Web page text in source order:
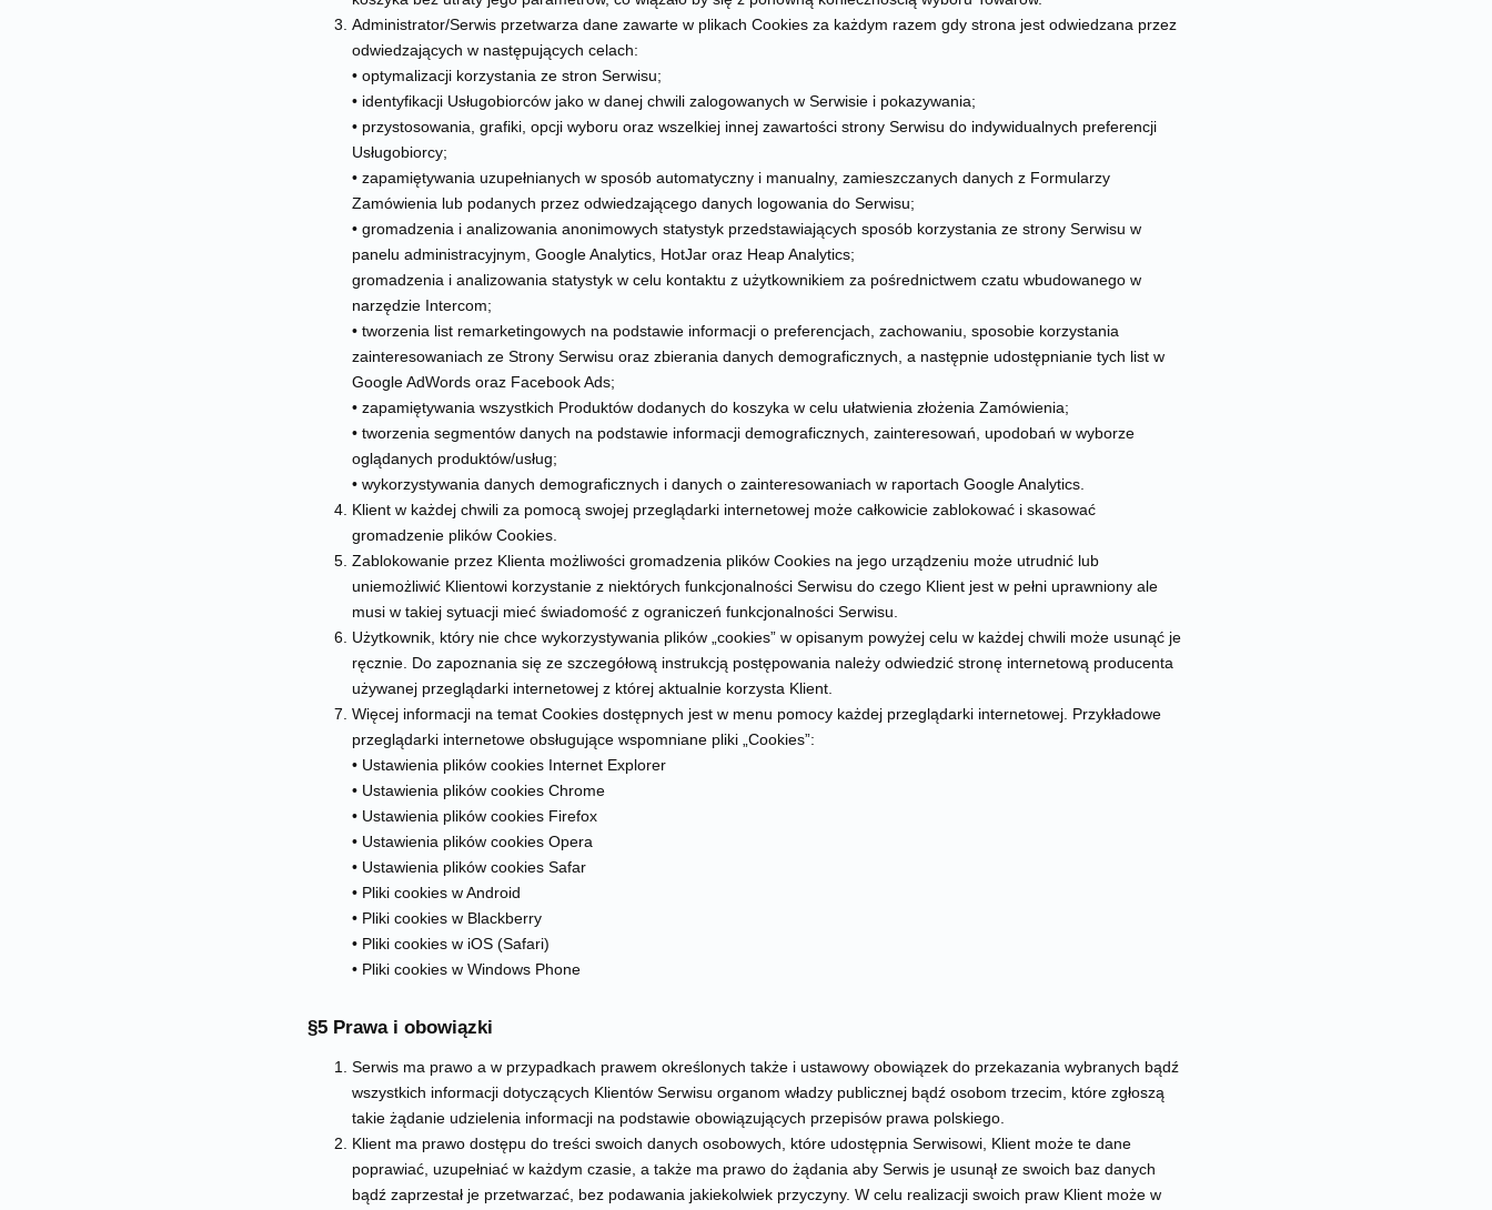
Administrator/Serwis przetwarza dane zawarte w plikach Cookies za każdym razem gdy strona jest odwiedzana przez
odwiedzających w następujących celach:
• optymalizacji korzystania ze stron Serwisu;
• identyfikacji Usługobiorców jako w danej chwili zalogowanych w Serwisie i pokazywania;
• przystosowania, grafiki, opcji wyboru oraz wszelkiej innej zawartości strony Serwisu do indywidualnych preferencji
Usługobiorcy;
• zapamiętywania uzupełnianych w sposób automatyczny i manualny, zamieszczanych danych z Formularzy
Zamówienia lub podanych przez odwiedzającego danych logowania do Serwisu;
• gromadzenia i analizowania anonimowych statystyk przedstawiających sposób korzystania ze strony Serwisu w
panelu administracyjnym, Google Analytics, HotJar oraz Heap Analytics;
gromadzenia i analizowania statystyk w celu kontaktu z użytkownikiem za pośrednictwem czatu wbudowanego w
narzędzie Intercom;
• tworzenia list remarketingowych na podstawie informacji o preferencjach, zachowaniu, sposobie korzystania
zainteresowaniach ze Strony Serwisu oraz zbierania danych demograficznych, a następnie udostępnianie tych list w
Google AdWords oraz Facebook Ads;
• zapamiętywania wszystkich Produktów dodanych do koszyka w celu ułatwienia złożenia Zamówienia;
• tworzenia segmentów danych na podstawie informacji demograficznych, zainteresowań, upodobań w wyborze
oglądanych produktów/usług;
• wykorzystywania danych demograficznych i danych o zainteresowaniach w raportach Google Analytics.
Klient w każdej chwili za pomocą swojej przeglądarki internetowej może całkowicie zablokować i skasować
gromadzenie plików Cookies.
Zablokowanie przez Klienta możliwości gromadzenia plików Cookies na jego urządzeniu może utrudnić lub
uniemożliwić Klientowi korzystanie z niektórych funkcjonalności Serwisu do czego Klient jest w pełni uprawniony ale
musi w takiej sytuacji mieć świadomość z ograniczeń funkcjonalności Serwisu.
Użytkownik, który nie chce wykorzystywania plików „cookies” w opisanym powyżej celu w każdej chwili może usunąć je
ręcznie. Do zapoznania się ze szczegółową instrukcją postępowania należy odwiedzić stronę internetową producenta
używanej przeglądarki internetowej z której aktualnie korzysta Klient.
Więcej informacji na temat Cookies dostępnych jest w menu pomocy każdej przeglądarki internetowej. Przykładowe
przeglądarki internetowe obsługujące wspomniane pliki „Cookies”:
• Ustawienia plików cookies Internet Explorer
• Ustawienia plików cookies Chrome
• Ustawienia plików cookies Firefox
• Ustawienia plików cookies Opera
• Ustawienia plików cookies Safar
• Pliki cookies w Android
• Pliki cookies w Blackberry
• Pliki cookies w iOS (Safari)
• Pliki cookies w Windows Phone
§5 Prawa i obowiązki
Serwis ma prawo a w przypadkach prawem określonych także i ustawowy obowiązek do przekazania wybranych bądź
wszystkich informacji dotyczących Klientów Serwisu organom władzy publicznej bądź osobom trzecim, które zgłoszą
takie żądanie udzielenia informacji na podstawie obowiązujących przepisów prawa polskiego.
Klient ma prawo dostępu do treści swoich danych osobowych, które udostępnia Serwisowi, Klient może te dane
poprawiać, uzupełniać w każdym czasie, a także ma prawo do żądania aby Serwis je usunął ze swoich baz danych
bądź zaprzestał je przetwarzać, bez podawania jakiekolwiek przyczyny. W celu realizacji swoich praw Klient może w